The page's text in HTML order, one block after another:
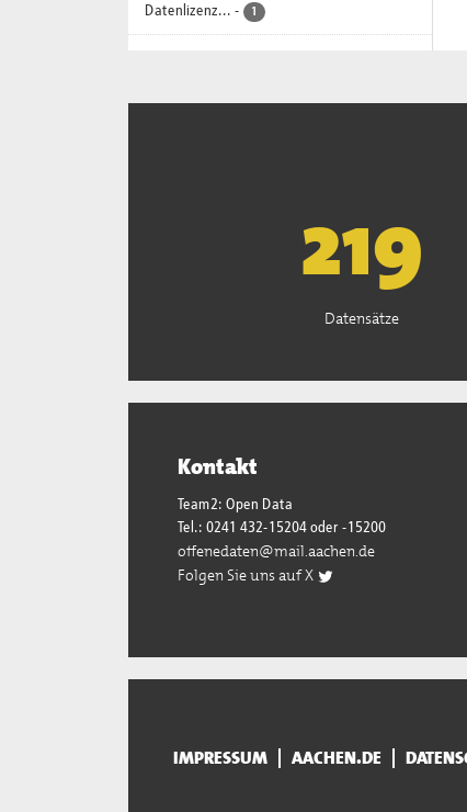
Datenlizenz... - 1
222
Datensätze
Kontakt
Team2: Open Data
Tel.: 0241 432-15204 oder -15200
offenedaten@mail.aachen.de
Folgen Sie uns auf X
IMPRESSUM AACHEN.DE